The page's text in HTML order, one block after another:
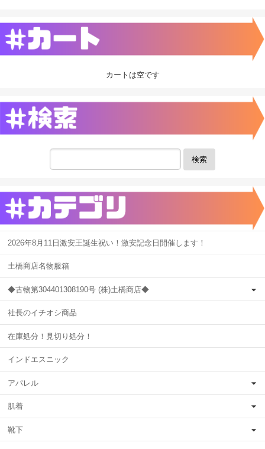
カートは空です
検索
2026年8月11日激安王誕生祝い！激安記念日開催します！
土橋商店名物服箱
◆古物第304401308190号 (株)土橋商店◆
社長のイチオシ商品
在庫処分！見切り処分！
インドエスニック
アパレル
肌着
靴下